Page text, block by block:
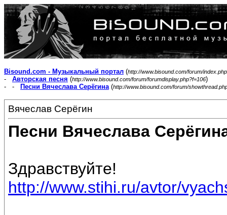
Bisound.com - Музыкальный портал (http://www.bisound.com/forum/index.php
- Авторская песня (http://www.bisound.com/forum/forumdisplay.php?f=106)
- -
Песни Вячеслава Серёгина(http://www.bisound.com/forum/
Вячеслав Серёгин
Песни Вячеслава
Здравствуйте!
http://www.stihi.ru/avtor/